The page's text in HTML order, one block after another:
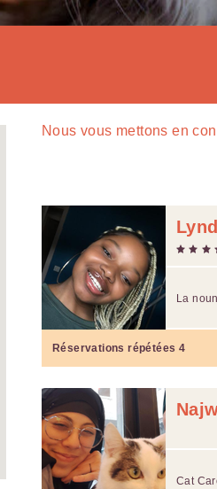
Nous vous mettons en
La
Réservations répétées 4
Cat